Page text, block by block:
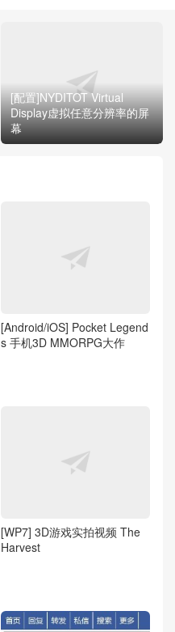
[配置]NYDITOT Virtual
Display虚拟任意分辨率的屏
幕
[Android/iOS] Pocket Legend
s 手机3D MMORPG大作
[WP7] 3D游戏实拍视频 The
Harvest